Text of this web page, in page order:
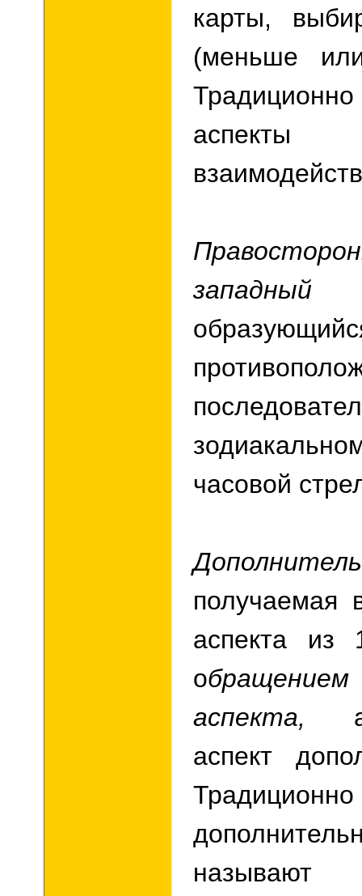
карты,
(меньше
аспекты
часовой
получаемая
аспекта из
о
аспекта,
аспект
Традиционно